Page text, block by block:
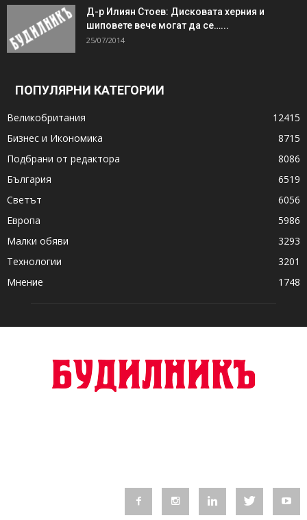
Д-р Илиян Стоев: Дисковата херния и
шиповете вече могат да се…...
25/07/2014
ПОПУЛЯРНИ КАТЕГОРИИ
Великобритания
12415
Бизнес и Икономика
8715
Подбрани от редактора
8086
България
6519
Светът
6056
Европа
5986
Малки обяви
3293
Технологии
3201
Мнение
1748